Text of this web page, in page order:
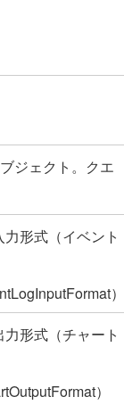
ジェクト。クエ
形式（イベント
）
形式（チャート
）